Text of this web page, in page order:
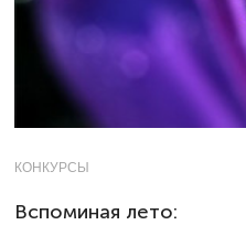
КОНКУРСЫ
Вспоминая лето: